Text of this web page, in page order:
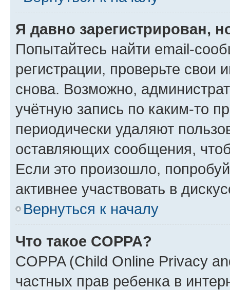
Я давно зарегистрирован,
Попытайтесь найти email-
регистрации, проверьте свои
снова. Возможно,
учётную запись по каким-то
периодически удаляют
оставляющих сообщения,
Если это произошло,
активнее участвовать в
Вернуться к началу
Что такое COPPA?
COPPA (Child Online Privacy
частных прав ребенка в